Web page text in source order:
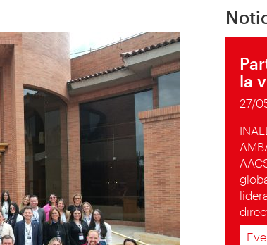
la
27/